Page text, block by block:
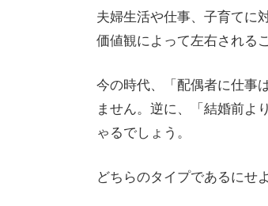
夫婦生活や仕事、子育てに
価値観によって左右される
今の時代、「配偶者に仕事
ません。逆に、「結婚前よ
ゃるでしょう。
どちらのタイプであるにせ